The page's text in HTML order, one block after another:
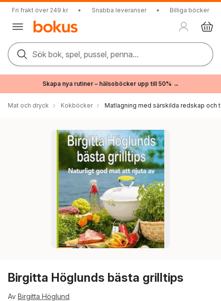
Fri frakt över 249 kr • Snabba leveranser • Billiga böcker
Sök bok, spel, pussel, penna...
Skapa nya rutiner – hälsoböcker upp till 50% →
Mat och dryck Kokböcker Matlagning med särskilda redskap och
Birgitta Höglunds bästa grilltips
Av Birgitta Höglund